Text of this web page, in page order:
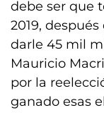
debe ser que
2019,
darle 45 mil
Mauricio
por la
ganado esas